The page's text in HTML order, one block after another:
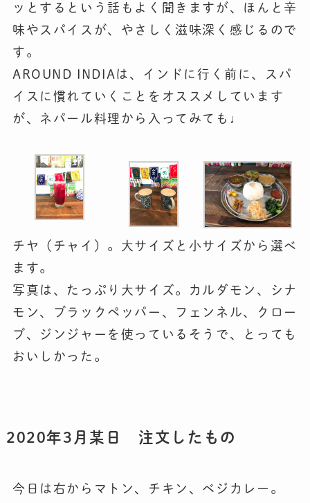
ッとするという話もよく聞きますが、ほんと辛
味やスパイスが、やさしく滋味深く感じるので
す。
AROUND INDIAは、インドに行く前に、スパ
イスに慣れていくことをオススメしています
が、ネパール料理から入ってみても♩
チヤ（チャイ）。大サイズと小サイズから選べ
ます。
写真は、たっぷり大サイズ。カルダモン、シナ
モン、ブラックペッパー、フェンネル、クロー
ブ、ジンジャーを使っているそうで、とっても
おいしかった。
2020年3月某日 注文したもの
今日は右からマトン、チキン、ベジカレー。